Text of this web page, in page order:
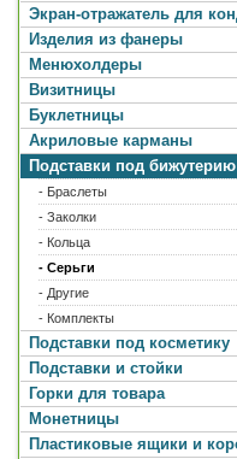
Экран-отражатель для
Изделия из фанеры
Менюхолдеры
Визитницы
Буклетницы
Акриловые карманы
Подставки под бижутерию
- Браслеты
- Заколки
- Кольца
- Серьги
- Другие
- Комплекты
Подставки под косметику
Подставки и стойки
Горки для товара
Монетницы
Пластиковые ящики и